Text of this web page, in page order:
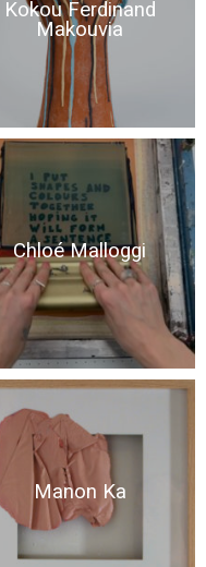
Kokou Ferdinand
Makouvia
Chloé Malloggi
Manon Ka